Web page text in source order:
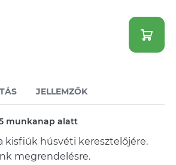
JELLEMZŐK
munkanap alatt
kisfiúk húsvéti keresztelőjére.
megrendelésre.